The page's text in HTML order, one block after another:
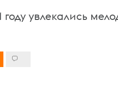
году увлекались